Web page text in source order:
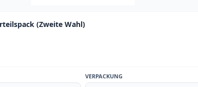
(Zweite Wahl)
VERPACKUNG